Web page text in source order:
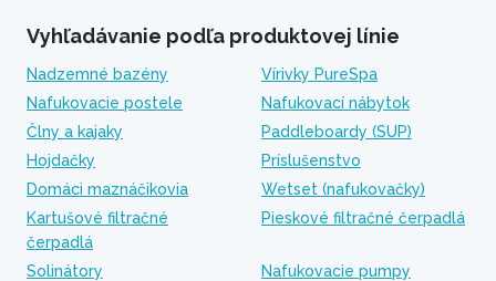
Vyhľadávanie podľa produktovej línie
Nadzemné bazény
Vírivky PureSpa
Nafukovacie postele
Nafukovací nábytok
Člny a kajaky
Paddleboardy (SUP)
Hojdačky
Príslušenstvo
Domáci maznáčikovia
Wetset (nafukovačky)
Kartušové filtračné
čerpadlá
Pieskové filtračné čerpadlá
Solinátory Nafukovacie pumpy